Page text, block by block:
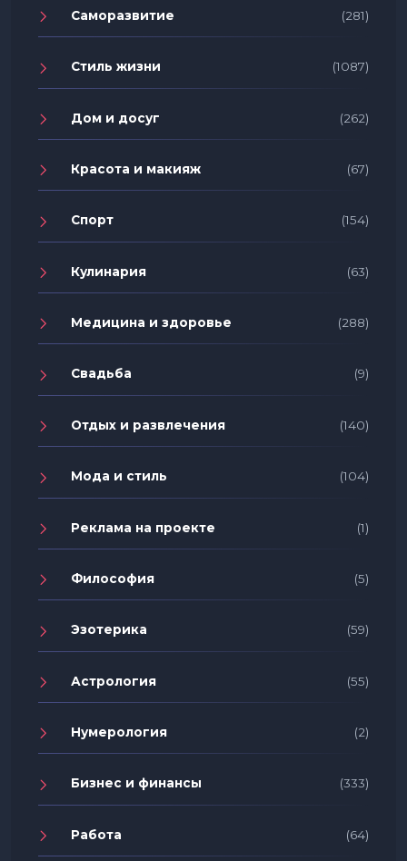
Саморазвитие (281)
Стиль жизни (1087)
Дом и досуг (262)
Красота и макияж (67)
Спорт (154)
Кулинария (63)
Медицина и здоровье (288)
Свадьба (9)
Отдых и развлечения (140)
Мода и стиль (104)
Реклама на проекте (1)
Философия (5)
Эзотерика (59)
Астрология (55)
Нумерология (2)
Бизнес и финансы (333)
Работа (64)